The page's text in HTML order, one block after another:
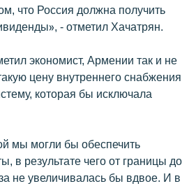
կայքերը
что Россия должна получить
- отметил Хачатрян.
экономист, Армении так и не
цену внутреннего снабжения
которая бы исключала
мы могли бы обеспечить
в результате чего от границы до
не увеличивалась бы вдвое. И в